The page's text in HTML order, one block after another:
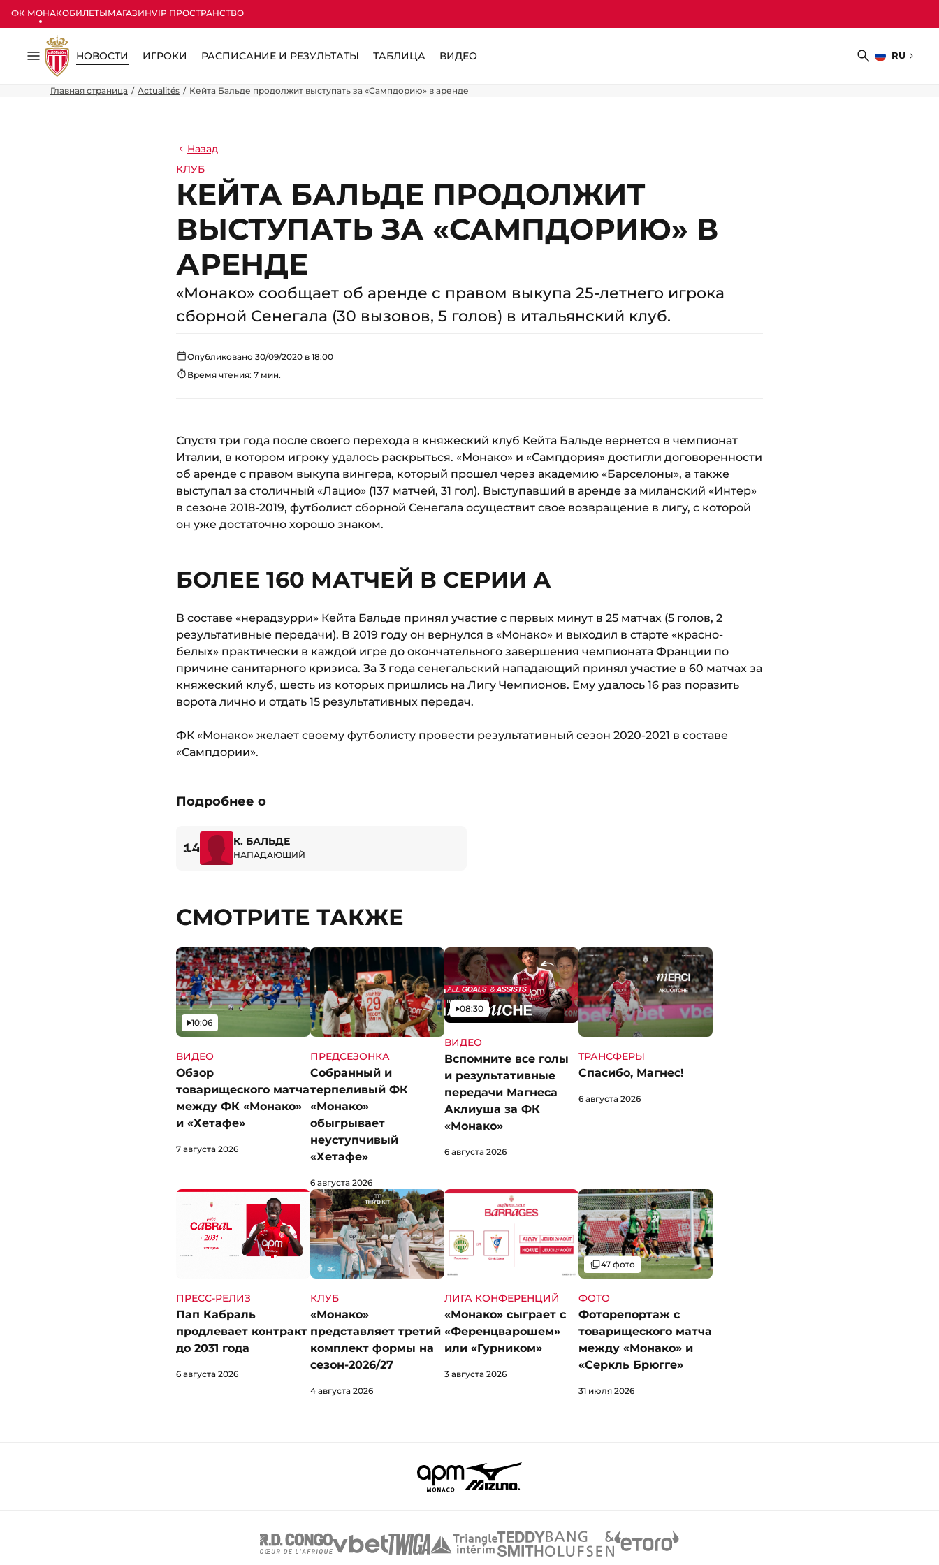
ФК МОНАКОБИЛЕТЫМАГАЗИНVIP ПРОСТРАНСТВО
Меню
НОВОСТИ ИГРОКИ РАСПИСАНИЕ И РЕЗУЛЬТАТЫ ТАБЛИЦА ВИДЕО
Поиск
RU
Выбрать
Главная страница Actualités Кейта Бальде продолжит выступать за «Сампдорию» в аренде
Назад
КЛУБ
КЕЙТА БАЛЬДЕ ПРОДОЛЖИТ
ВЫСТУПАТЬ ЗА «САМПДОРИЮ» В
АРЕНДЕ
«Монако» сообщает об аренде с правом выкупа 25-летнего игрока
сборной Сенегала (30 вызовов, 5 голов) в итальянский клуб.
Опубликовано 30/09/2020 в 18:00
Время чтения: 7 мин.
Спустя три года после своего перехода в княжеский клуб Кейта Бальде вернется в чемпионат
Италии, в котором игроку удалось раскрыться. «Монако» и «Сампдория» достигли договоренности
об аренде с правом выкупа вингера, который прошел через академию «Барселоны», а также
выступал за столичный «Лацио» (137 матчей, 31 гол). Выступавший в аренде за миланский «Интер»
в сезоне 2018-2019, футболист сборной Сенегала осуществит свое возвращение в лигу, с которой
он уже достаточно хорошо знаком.
БОЛЕЕ 160 МАТЧЕЙ В СЕРИИ А
В составе «нерадзурри» Кейта Бальде принял участие с первых минут в 25 матчах (5 голов, 2
результативные передачи). В 2019 году он вернулся в «Монако» и выходил в старте «красно-
белых» практически в каждой игре до окончательного завершения чемпионата Франции по
причине санитарного кризиса. За 3 года сенегальский нападающий принял участие в 60 матчах за
княжеский клуб, шесть из которых пришлись на Лигу Чемпионов. Ему удалось 16 раз поразить
ворота лично и отдать 15 результативных передач.
ФК «Монако» желает своему футболисту провести результативный сезон 2020-2021 в составе
«Сампдории».
Подробнее о
14 К. БАЛЬДЕ
НАПАДАЮЩИЙ
СМОТРИТЕ ТАКЖЕ
ВИДЕО
Обзор
товарищеского матча
между ФК «Монако»
и «Хетафе»
Видео
10:06
7 августа 2026
ПРЕДСЕЗОНКА
Собранный и
терпеливый ФК
«Монако»
обыгрывает
неуступчивый
«Хетафе»
6 августа 2026
ВИДЕО
Вспомните все голы
и результативные
передачи Магнеса
Аклиуша за ФК
«Монако»
Видео
08:30
6 августа 2026
ТРАНСФЕРЫ
Спасибо, Магнес!
6 августа 2026
ПРЕСС-РЕЛИЗ
Пап Кабраль
продлевает контракт
до 2031 года
6 августа 2026
КЛУБ
«Монако»
представляет третий
комплект формы на
сезон-2026/27
4 августа 2026
ЛИГА КОНФЕРЕНЦИЙ
«Монако» сыграет с
«Ференцварошем»
или «Гурником»
3 августа 2026
ФОТО
Фоторепортаж с
товарищеского матча
между «Монако» и
«Серкль Брюгге»
Галерея
47 фото
31 июля 2026